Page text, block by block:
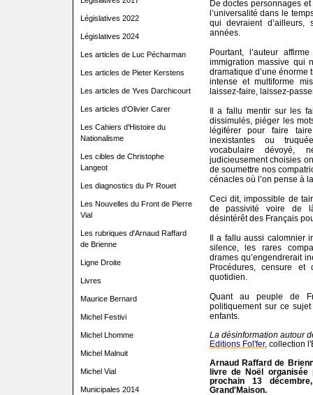
Législatives 2022
Législatives 2024
Les articles de Luc Pécharman
Les articles de Pieter Kerstens
Les articles de Yves Darchicourt
Les articles d'Olivier Carer
Les Cahiers d'Histoire du
Nationalisme
Les cibles de Christophe
Langeot
Les diagnostics du Pr Rouet
Les Nouvelles du Front de Pierre
Vial
Les rubriques d'Arnaud Raffard
de Brienne
Ligne Droite
Livres
Maurice Bernard
Michel Festivi
Michel Lhomme
Michel Malnuit
Michel Vial
Municipales 2014
De doctes personnages
l’universalité dans le
qui devraient d’ailleurs,
années.
Pourtant, l’auteur
immigration massive qui
dramatique d’une
intense et multiforme
laissez-faire, laissez-
Il a fallu mentir sur les
dissimulés, piéger les
légiférer pour faire
inexistantes ou
vocabulaire dévoyé,
judicieusement choisies
de soumettre nos
cénacles où l’on pense à
Ceci dit, impossible de
de passivité voire de
désintérêt des Français
Il a fallu aussi calomnier
silence, les rares
drames qu’engendrerait
Procédures, censure
quotidien.
Quant au peuple de
politiquement sur ce
enfants.
La désinformation autour
Editions Fol'fer, collection
Arnaud Raffard de
livre de Noël organisée
prochain 13
Grand'Maison.